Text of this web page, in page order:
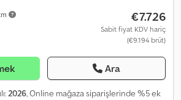
€7.726
Sabit fiyat KDV hariç
(€9.194 brüt)
Ara
2026, Online mağaza siparişlerinde %5 ek